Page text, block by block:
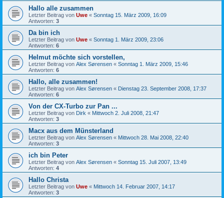
Hallo alle zusammen
Letzter Beitrag von Uwe « Sonntag 15. März 2009, 16:09
Antworten: 3
Da bin ich
Letzter Beitrag von Uwe « Sonntag 1. März 2009, 23:06
Antworten: 6
Helmut möchte sich vorstellen,
Letzter Beitrag von Alex Sørensen « Sonntag 1. März 2009, 15:46
Antworten: 6
Hallo, alle zusammen!
Letzter Beitrag von Alex Sørensen « Dienstag 23. September 2008, 17:37
Antworten: 6
Von der CX-Turbo zur Pan ...
Letzter Beitrag von Dirk « Mittwoch 2. Juli 2008, 21:47
Antworten: 3
Macx aus dem Münsterland
Letzter Beitrag von Alex Sørensen « Mittwoch 28. Mai 2008, 22:40
Antworten: 3
ich bin Peter
Letzter Beitrag von Alex Sørensen « Sonntag 15. Juli 2007, 13:49
Antworten: 4
Hallo Christa
Letzter Beitrag von Uwe « Mittwoch 14. Februar 2007, 14:17
Antworten: 3